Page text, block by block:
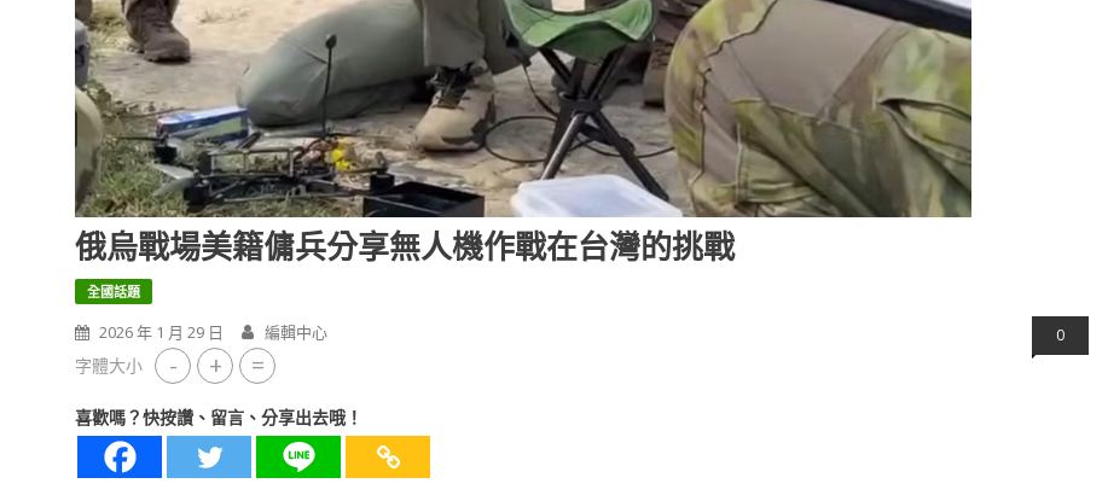
俄烏戰場美籍傭兵分享無人機作戰在台灣的挑戰
全國話題
2026 年 1 月 29 日 編輯中心 0
字體大小 - + =
喜歡嗎？快按讚、留言、分享出去哦！